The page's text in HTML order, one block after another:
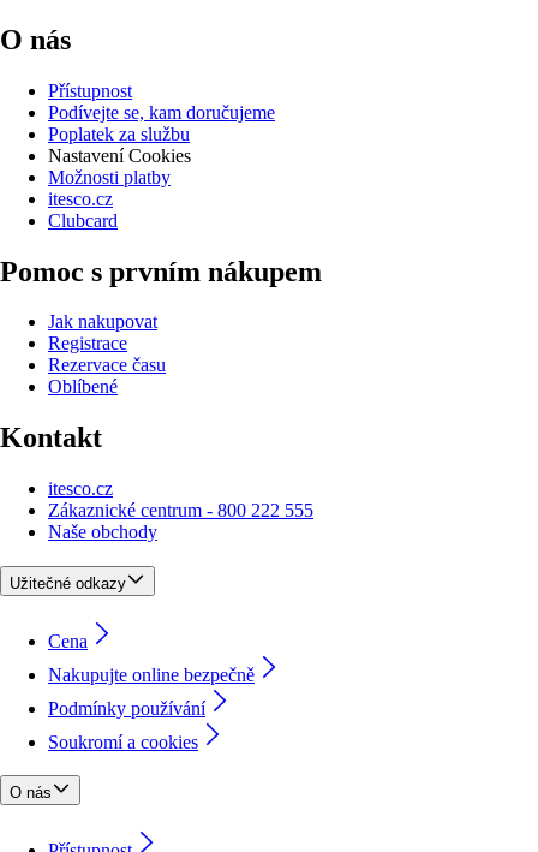
O nás
Přístupnost
Podívejte se, kam doručujeme
Poplatek za službu
Nastavení Cookies
Možnosti platby
itesco.cz
Clubcard
Pomoc s prvním nákupem
Jak nakupovat
Registrace
Rezervace času
Oblíbené
Kontakt
itesco.cz
Zákaznické centrum - 800 222 555
Naše obchody
Užitečné odkazy
Cena
Nakupujte online bezpečně
Podmínky používání
Soukromí a cookies
O nás